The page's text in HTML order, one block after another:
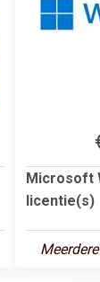
Microsoft
licentie(s)